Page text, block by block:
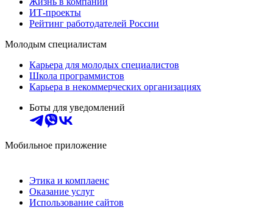
ИТ-проекты
Рейтинг работодателей России
Молодым специалистам
Карьера для молодых специалистов
Школа программистов
Карьера в некоммерческих организациях
Боты для уведомлений
Мобильное приложение
Этика и комплаенс
Оказание услуг
Использование сайтов